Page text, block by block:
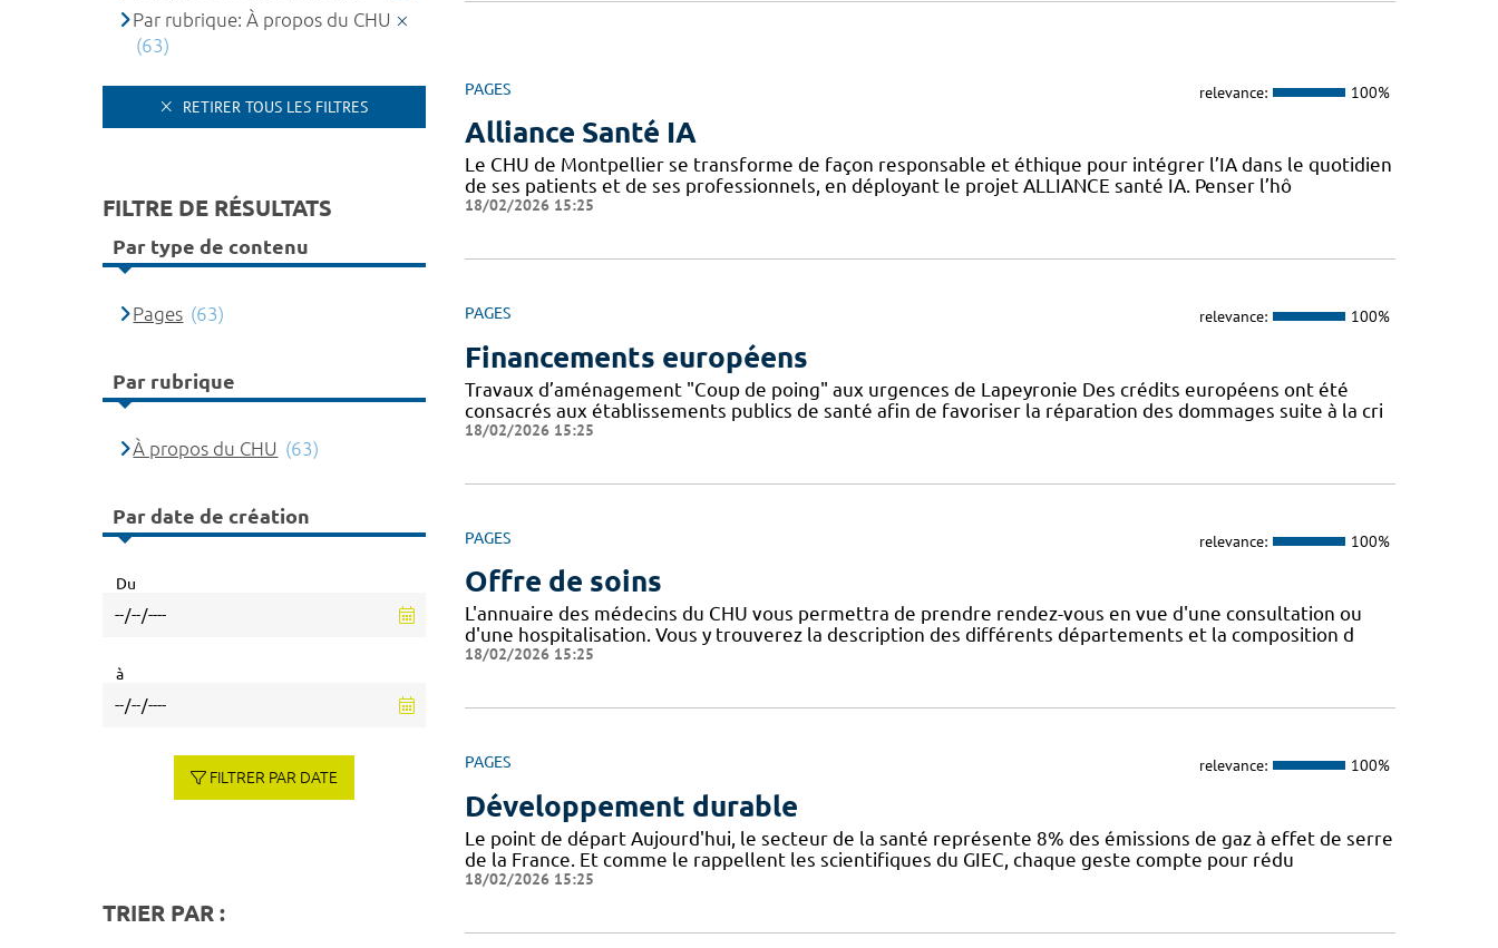
PAGES relevance: 100%
Alliance Santé IA
Le CHU de Montpellier se transforme de façon responsable et éthique pour intégrer l’IA dans le quotidien
de ses patients et de ses professionnels, en déployant le projet ALLIANCE santé IA. Penser l’hô
18/02/2026 15:25
PAGES relevance: 100%
Financements européens
Travaux d’aménagement "Coup de poing" aux urgences de Lapeyronie Des crédits européens ont été
consacrés aux établissements publics de santé afin de favoriser la réparation des dommages suite à la cri
18/02/2026 15:25
PAGES relevance: 100%
Offre de soins
L'annuaire des médecins du CHU vous permettra de prendre rendez-vous en vue d'une consultation ou
d'une hospitalisation. Vous y trouverez la description des différents départements et la composition d
18/02/2026 15:25
PAGES relevance: 100%
Développement durable
Le point de départ Aujourd'hui, le secteur de la santé représente 8% des émissions de gaz à effet de serre
de la France. Et comme le rappellent les scientifiques du GIEC, chaque geste compte pour rédu
18/02/2026 15:25
Par rubrique: À propos du CHU
(63)
RETIRER TOUS LES FILTRES
FILTRE DE RÉSULTATS
Par type de contenu
Pages (63)
Par rubrique
À propos du CHU (63)
Par date de création
Du
à
FILTRER PAR DATE
TRIER PAR :